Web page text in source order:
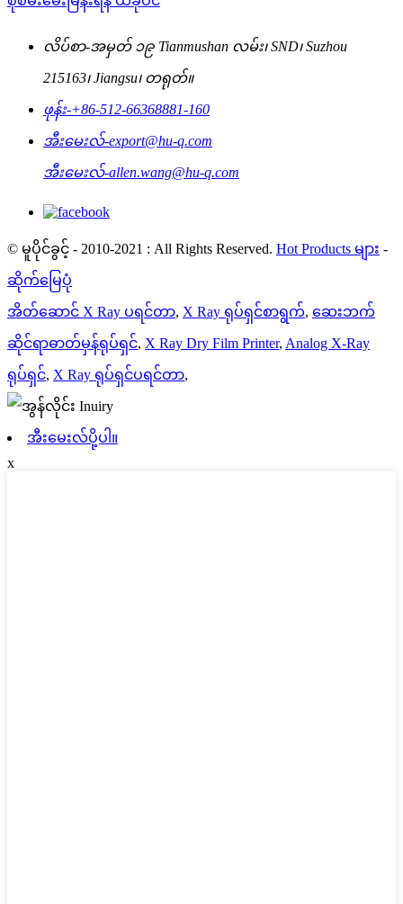
လိပ်စာ-အမှတ် ၁၉ Tianmushan လမ်း၊ SND၊ Suzhou
215163၊ Jiangsu၊ တရုတ်။
ဖုန်း-+86-512-66368881-160
အီးမေးလ်-export@hu-q.com
အီးမေးလ်-allen.wang@hu-q.com
© မူပိုင်ခွင့် - 2010-2021 : All Rights Reserved. Hot Products များ -
ဆိုက်မြေပုံ
အိတ်ဆောင် X Ray ပရင်တာ, X Ray ရုပ်ရှင်စာရွက်, ဆေးဘက်
ဆိုင်ရာဓာတ်မှန်ရုပ်ရှင်, X Ray Dry Film Printer, Analog X-Ray
ရုပ်ရှင်, X Ray ရုပ်ရှင်ပရင်တာ,
အီးမေးလ်ပို့ပါ။
x